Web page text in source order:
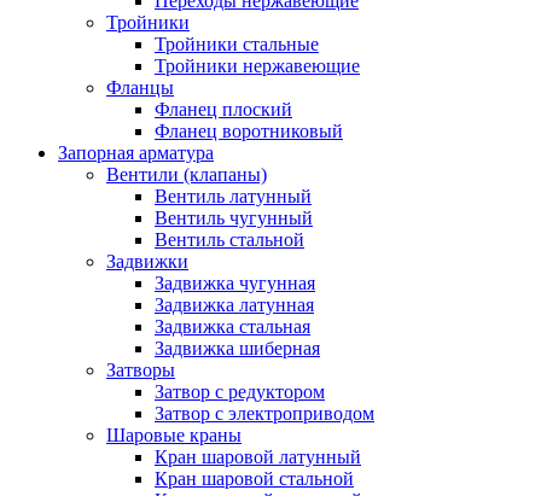
Тройники
Тройники стальные
Тройники нержавеющие
Фланцы
Фланец плоский
Фланец воротниковый
Запорная арматура
Вентили (клапаны)
Вентиль латунный
Вентиль чугунный
Вентиль стальной
Задвижки
Задвижка чугунная
Задвижка латунная
Задвижка стальная
Задвижка шиберная
Затворы
Затвор с редуктором
Затвор с электроприводом
Шаровые краны
Кран шаровой латунный
Кран шаровой стальной